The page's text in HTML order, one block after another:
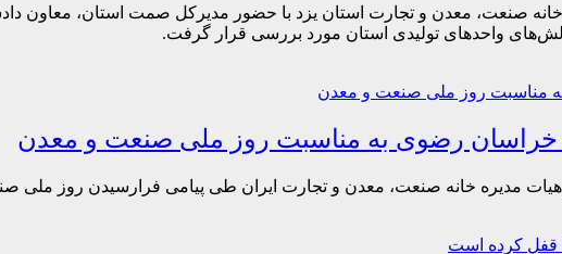
معدن و تجارت استان یزد با حضور مدیرکل صمت استان، معاون
واحدهای تولیدی استان مورد بررسی قرار گرفت.
خراسان رضوی به مناسبت روز ملی صنعت و معدن
مدیره خانه صنعت، معدن و تجارت ایران طی پیامی فرارسیدن روز ملی